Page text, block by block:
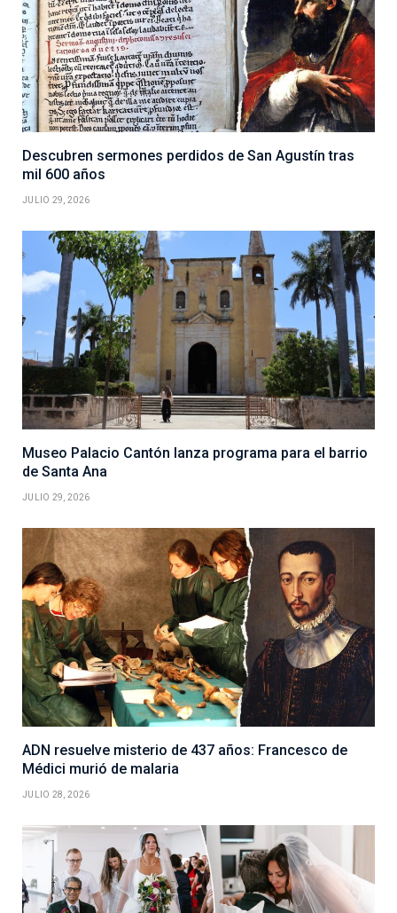
Descubren sermones perdidos de San Agustín tras
mil 600 años
JULIO 29, 2026
Museo Palacio Cantón lanza programa para el barrio
de Santa Ana
JULIO 29, 2026
ADN resuelve misterio de 437 años: Francesco de
Médici murió de malaria
JULIO 28, 2026